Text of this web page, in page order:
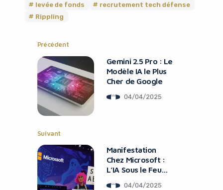
levée de fonds
recrutement tech défense
Rippling
Précédent
Gemini 2.5 Pro : Le
Modèle IA le Plus
Cher de Google
04/04/2025
Suivant
Manifestation
Chez Microsoft :
L’IA Sous le Feu
04/04/2025